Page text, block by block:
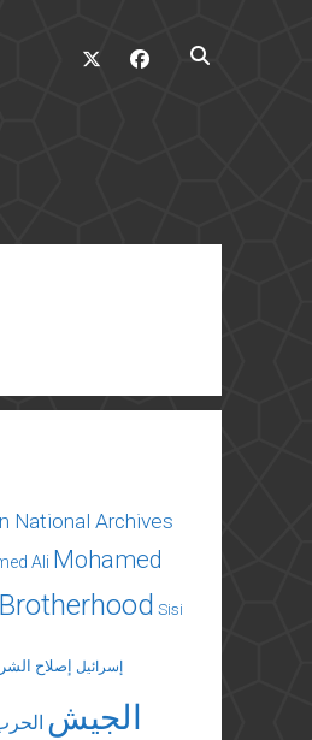
twitter facebook
National Archives
Ali Mohamed
Sisi
إسرائيل إصلاح
الجيش